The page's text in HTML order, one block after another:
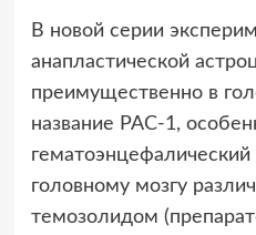
В новой серии
анапластической
преимущественно в
название PAC-1,
головному мозгу
темозолидом